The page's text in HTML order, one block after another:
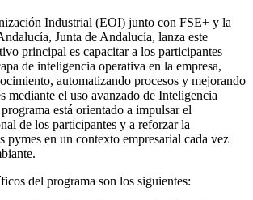
Industrial (EOI) junto con FSE+ y la
Junta de Andalucía, lanza este
principal es capacitar a los participantes
de inteligencia operativa en la empresa,
automatizando procesos y mejorando
mediante el uso avanzado de Inteligencia
está orientado a impulsar el
de los participantes y a reforzar la
pymes en un contexto empresarial cada vez
del programa son los siguientes: